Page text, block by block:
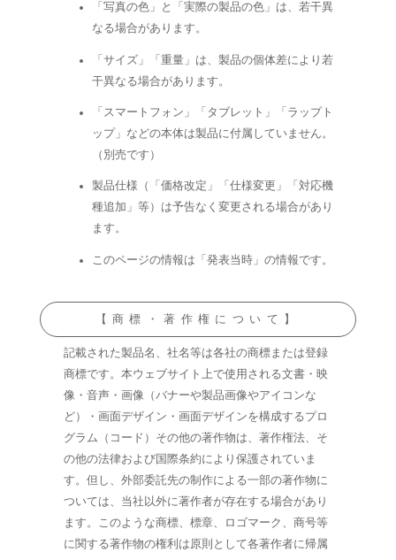
「写真の色」と「実際の製品の色」は、若干異
なる場合があります。
「サイズ」「重量」は、製品の個体差により若
干異なる場合があります。
「スマートフォン」「タブレット」「ラップト
ップ」などの本体は製品に付属していません。
（別売です）
製品仕様（「価格改定」「仕様変更」「対応機
種追加」等）は予告なく変更される場合があり
ます。
このページの情報は「発表当時」の情報です。
【商標・著作権について】
記載された製品名、社名等は各社の商標または登録
商標です。本ウェブサイト上で使用される文書・映
像・音声・画像（バナーや製品画像やアイコンな
ど）・画面デザイン・画面デザインを構成するプロ
グラム（コード）その他の著作物は、著作権法、そ
の他の法律および国際条約により保護されていま
す。但し、外部委託先の制作による一部の著作物に
ついては、当社以外に著作者が存在する場合があり
ます。このような商標、標章、ロゴマーク、商号等
に関する著作物の権利は原則として各著作者に帰属